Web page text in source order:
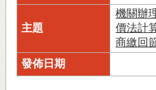
機關辦
價法計
商繳回